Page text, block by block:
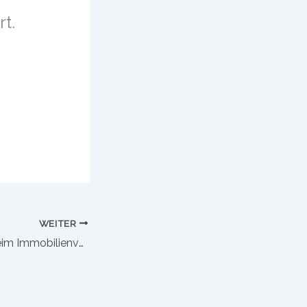
WEITER
Energieausweis beim Immobilienverkauf Esslingen